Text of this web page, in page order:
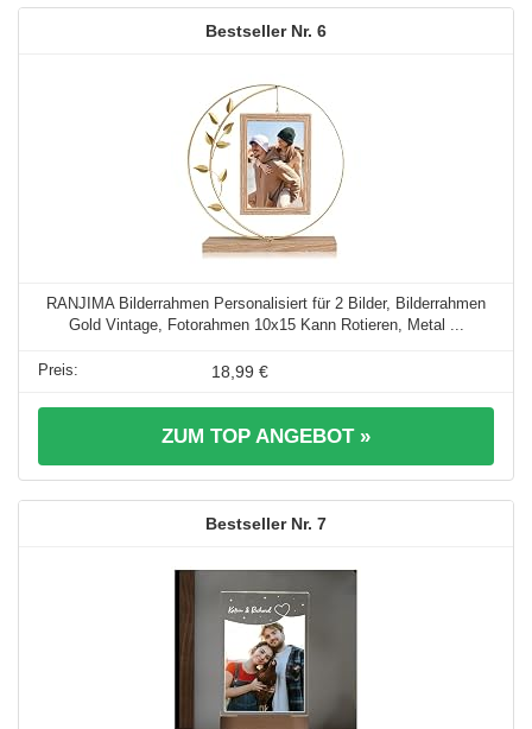
6
RANJIMA Bilderrahmen Personalisiert für 2 Bilder, Bilderrahmen
Gold Vintage, Fotorahmen 10x15 Kann Rotieren, Metal ...
18,99 €
ZUM TOP ANGEBOT »
7